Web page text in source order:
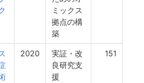
ミックス
拠点の構
築
2020
実証・改
良研究支
援
151